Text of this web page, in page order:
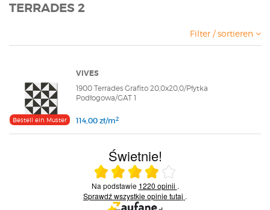
TERRADES 2
Filter / sortieren
Bestell ein Muster
VIVES
1900 Terrades Grafito 20,0x20,0/Płytka
Podłogowa/GAT 1
114,00 zł/m2
Świetnie!
Ocena średnia 4 na 5
Na podstawie 1220 opinii .
Sprawdź wszystkie opinietutaj .